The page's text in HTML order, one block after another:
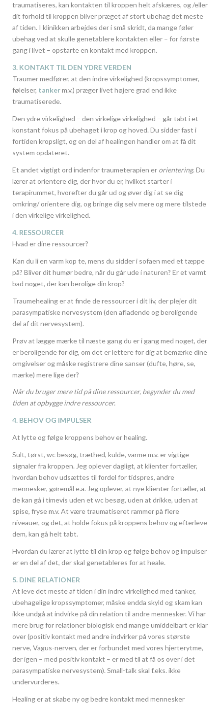
traumatiseres, kan kontakten til kroppen helt afskæres, og /eller
dit forhold til kroppen bliver præget af stort ubehag det meste
af tiden. I klinikken arbejdes der i små skridt, da mange føler
ubehag ved at skulle genetablere kontakten eller – for første
gang i livet – opstarte en kontakt med kroppen.
3. KONTAKT TIL DEN YDRE VERDEN
Traumer medfører, at den indre virkelighed (kropssymptomer,
følelser, tankerm.v.) præger livet højere grad end ikke
traumatiserede.
Den ydre virkelighed – den virkelige virkelighed – går tabt i et
konstant fokus på ubehaget i krop og hoved. Du sidder fast i
fortiden kropsligt, og en del af healingen handler om at få dit
system opdateret.
Et andet vigtigt ord indenfor traumeterapien er orientering. Du
lærer at orientere dig, der hvor du er, hvilket starter i
terapirummet, hvorefter du går ud og øver dig i at se dig
omkring/ orientere dig, og bringe dig selv mere og mere tilstede
i den virkelige virkelighed.
4. RESSOURCER
Hvad er dine ressourcer?
Kan du li en varm kop te, mens du sidder i sofaen med et tæppe
på? Bliver dit humør bedre, når du går ude i naturen? Er et varmt
bad noget, der kan berolige din krop?
Traumehealing er at finde de ressourcer i dit liv, der plejer dit
parasympatiske nervesystem (den afladende og beroligende
del af dit nervesystem).
Prøv at lægge mærke til næste gang du er i gang med noget, der
er beroligende for dig, om det er lettere for dig at bemærke dine
omgivelser og måske registrere dine sanser (dufte, høre, se,
mærke) mere lige der?
Når du bruger mere tid på dine ressourcer, begynder du med
tiden at opbygge indre ressourcer.
4. BEHOV OG IMPULSER
At lytte og følge kroppens behov er healing.
Sult, tørst, wc besøg, træthed, kulde, varme m.v. er vigtige
signaler fra kroppen. Jeg oplever dagligt, at klienter fortæller,
hvordan behov udsættes til fordel for tidspres, andre
mennesker, gøremål e.a. Jeg oplever, at nye klienter fortæller, at
de kan gå i timevis uden et wc besøg, uden at drikke, uden at
spise, fryse m.v. At være traumatiseret rammer på flere
niveauer, og det, at holde fokus på kroppens behov og efterleve
dem, kan gå helt tabt.
Hvordan du lærer at lytte til din krop og følge behov og impulser
er en del af det, der skal genetableres for at heale.
5. DINE RELATIONER
At leve det meste af tiden i din indre virkelighed med tanker,
ubehagelige kropssymptomer, måske endda skyld og skam kan
ikke undgå at indvirke på din relation til andre mennesker. Vi har
mere brug for relationer biologisk end mange umiddelbart er klar
over (positiv kontakt med andre indvirker på vores største
nerve, Vagus-nerven, der er forbundet med vores hjerterytme,
der igen – med positiv kontakt – er med til at få os over i det
parasympatiske nervesystem). Small-talk skal f.eks. ikke
undervurderes.
Healing er at skabe ny og bedre kontakt med mennesker